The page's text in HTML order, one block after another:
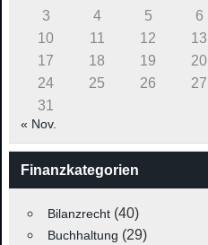
3
4 5 6
10
11 12 13
17
18 19 20
24
25 26 27
31
« Nov.
Finanzkategorien
Bilanzrecht(40)
Buchhaltung (29)